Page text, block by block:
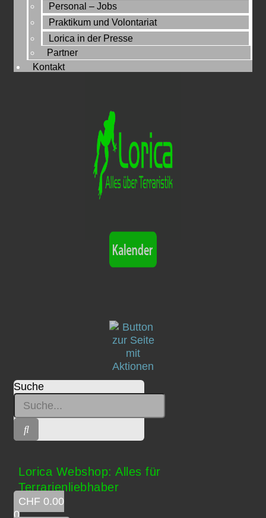
Personal – Jobs
Praktikum und Volontariat
Lorica in der Presse
Partner
Kontakt
Suche
Lorica Webshop: Alles für
Terrarienliebhaber
CHF 0.00
0